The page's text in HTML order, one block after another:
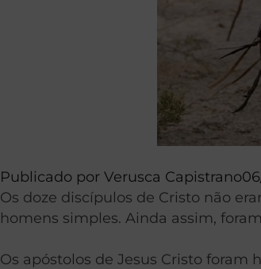
Publicado por Verusca Capistrano
Os doze discípulos de Cristo não
homens simples. Ainda assim,
Os apóstolos de Jesus Cristo